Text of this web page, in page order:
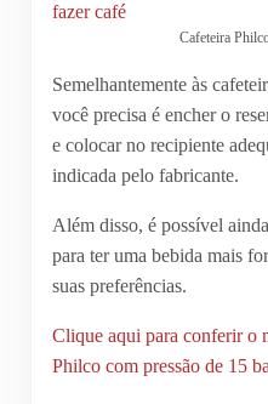
Cafeteira
Semelhantemente às
você precisa é encher o
e colocar no recipiente
indicada pelo fabricante.
Além disso, é possível
para ter uma bebida mais
suas preferências.
Clique aqui para conferir o
Philco com pressão de 15